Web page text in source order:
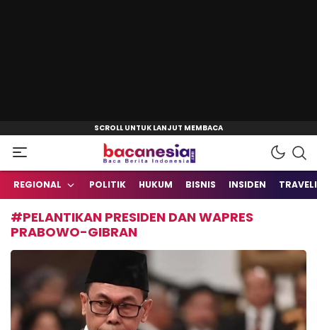
Bacanesia.com
Baca Berita Indonesia
REGIONAL POLITIK HUKUM BISNIS INSIDEN
#PELANTIKAN PRESIDEN DAN WAPRES
PRABOWO-GIBRAN